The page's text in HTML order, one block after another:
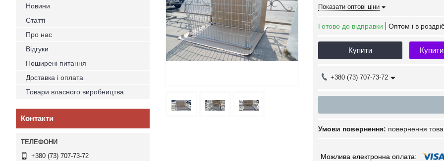
Показати оптові ціни
Готово до відправки Оптом і в
Купити
+380 (73) 707-73-72
повернення
Новини
Статті
Про нас
Відгуки
Поширені питання
Доставка і оплата
Товари власного виробництва
Контакти
+380 (73) 707-73-72